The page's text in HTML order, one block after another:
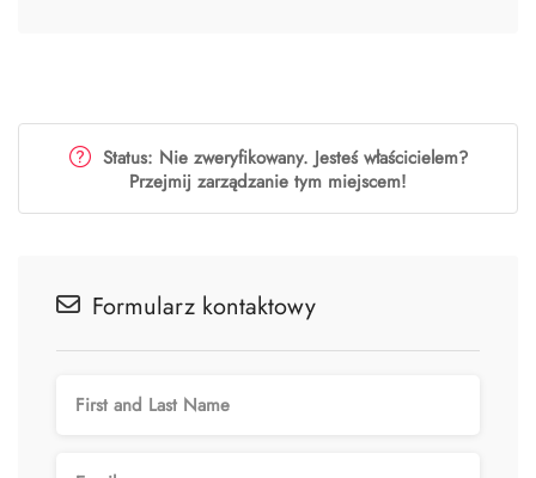
Status: Nie zweryfikowany. Jesteś właścicielem?
Przejmij zarządzanie tym miejscem!
Formularz kontaktowy